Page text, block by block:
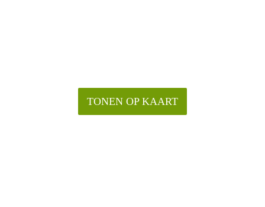
TONEN OP KAART